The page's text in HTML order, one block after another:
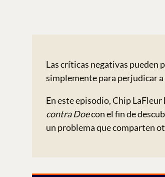
Las críticas negativas pueden
simplemente para perjudicar a
En este episodio, Chip
contra Doecon el fin de
un problema que comparten